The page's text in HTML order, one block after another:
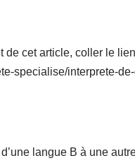
de cet article, coller le
specialise/interprete-
langue B à une